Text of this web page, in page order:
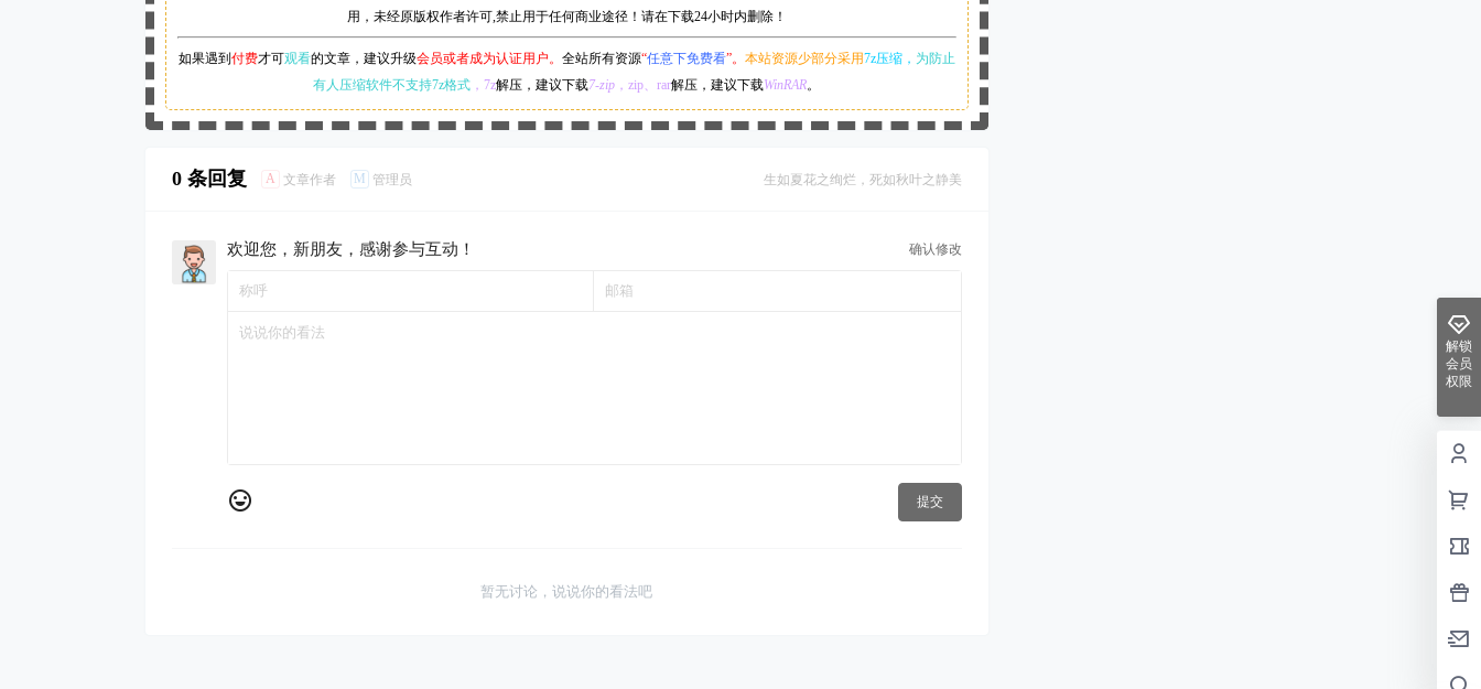
用，未经原版权作者许可,禁止用于任何商业途径！请在下载24小时内删除！
如果遇到 付费才可观看的文章，建议升级会员或者成为认证用户。 全站所有资源“任意下免费看”。 本站资源少部分采用7z压缩， 为防止
有人压缩软件不支持7z格式 ，7z解压，建议下载7-zip ，zip、rar解压，建议下载WinRAR。
0 条回复 A 文章作者 M 管理员 生如夏花之绚烂，死如秋叶之静美
欢迎您，新朋友，感谢参与互动！ 确认修改
提交
暂无讨论，说说你的看法吧
解锁
会员
权限